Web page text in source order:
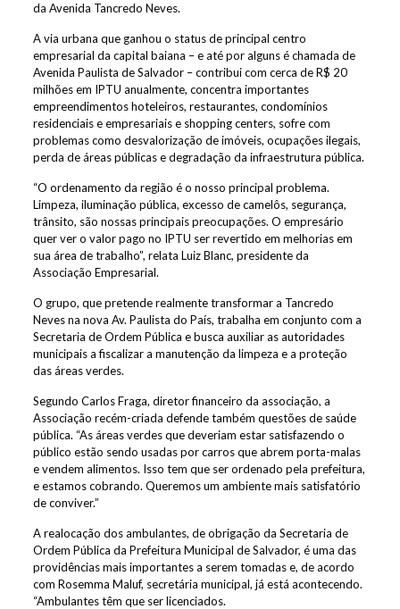
da Avenida Tancredo Neves.
A via urbana que ganhou o status de principal centro
empresarial da capital baiana – e até por alguns é chamada de
Avenida Paulista de Salvador – contribui com cerca de R$ 20
milhões em IPTU anualmente, concentra importantes
empreendimentos hoteleiros, restaurantes, condomínios
residenciais e empresariais e shopping centers, sofre com
problemas como desvalorização de imóveis, ocupações ilegais,
perda de áreas públicas e degradação da infraestrutura pública.
“O ordenamento da região é o nosso principal problema.
Limpeza, iluminação pública, excesso de camelôs, segurança,
trânsito, são nossas principais preocupações. O empresário
quer ver o valor pago no IPTU ser revertido em melhorias em
sua área de trabalho”, relata Luiz Blanc, presidente da
Associação Empresarial.
O grupo, que pretende realmente transformar a Tancredo
Neves na nova Av. Paulista do País, trabalha em conjunto com a
Secretaria de Ordem Pública e busca auxiliar as autoridades
municipais a fiscalizar a manutenção da limpeza e a proteção
das áreas verdes.
Segundo Carlos Fraga, diretor financeiro da associação, a
Associação recém-criada defende também questões de saúde
pública. “As áreas verdes que deveriam estar satisfazendo o
público estão sendo usadas por carros que abrem porta-malas
e vendem alimentos. Isso tem que ser ordenado pela prefeitura,
e estamos cobrando. Queremos um ambiente mais satisfatório
de conviver.”
A realocação dos ambulantes, de obrigação da Secretaria de
Ordem Pública da Prefeitura Municipal de Salvador, é uma das
providências mais importantes a serem tomadas e, de acordo
com Rosemma Maluf, secretária municipal, já está acontecendo.
“Ambulantes têm que ser licenciados.